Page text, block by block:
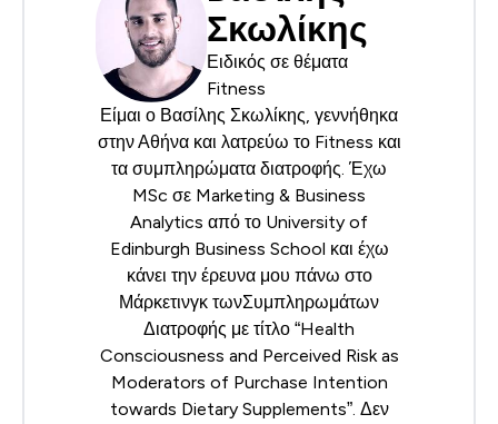
Σκωλίκης
Ειδικός σε θέματα
Fitness
Είμαι ο Βασίλης Σκωλίκης, γεννήθηκα
στην Αθήνα και λατρεύω το Fitness και
τα συμπληρώματα διατροφής. Έχω
MSc σε Marketing & Business
Analytics από το University of
Edinburgh Business School και έχω
κάνει την έρευνα μου πάνω στο
Μάρκετινγκ τωνΣυμπληρωμάτων
Διατροφής με τίτλο “Health
Consciousness and Perceived Risk as
Moderators of Purchase Intention
towards Dietary Supplements”. Δεν